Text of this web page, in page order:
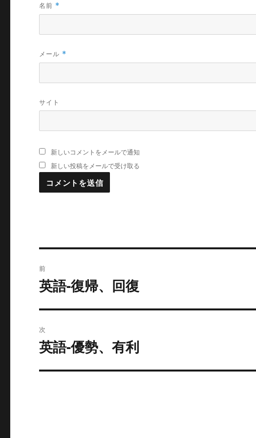
名前 *
メール *
サイト
新しいコメントをメールで通知
新しい投稿をメールで受け取る
稿
ゲ
前
過
去
の
投
稿:
英語-復帰、回復
次
次
の
投
英語-優勢、有利